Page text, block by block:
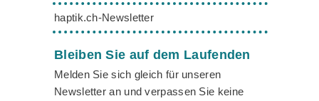
haptik.ch-Newsletter
Bleiben Sie auf dem Laufenden
Melden Sie sich gleich für unseren
Newsletter an und verpassen Sie keine